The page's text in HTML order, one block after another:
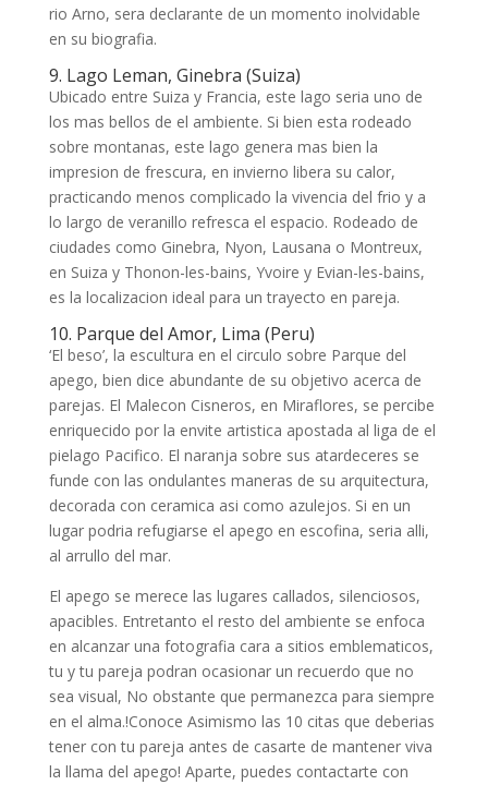
rio Arno, sera declarante de un momento inolvidable
en su biografia.
9. Lago Leman, Ginebra (Suiza)
Ubicado entre Suiza y Francia, este lago seri­a uno de
los mas bellos de el ambiente. Si bien esta rodeado
sobre montanas, este lago genera mas bien la
impresion de frescura, en invierno libera su calor,
practicando menos complicado la vivencia del frio y a
lo largo de veranillo refresca el espacio. Rodeado de
ciudades como Ginebra, Nyon, Lausana o Montreux,
en Suiza y Thonon-les-bains, Yvoire y Evian-les-bains,
es la localizacion ideal para un trayecto en pareja.
10. Parque del Amor, Lima (Peru)
‘El beso’, la escultura en el circulo sobre Parque del
apego, bien dice abundante de su objetivo acerca de
parejas. El Malecon Cisneros, en Miraflores, se percibe
enriquecido por la envite artistica apostada al liga de el
pielago Pacifico. El naranja sobre sus atardeceres se
funde con las ondulantes maneras de su arquitectura,
decorada con ceramica asi­ como azulejos. Si en un
lugar podria refugiarse el apego en escofina, seria alli,
al arrullo del mar.
El apego se merece las lugares callados, silenciosos,
apacibles. Entretanto el resto del ambiente se enfoca
en alcanzar una fotografia cara a sitios emblematicos,
tu y tu pareja podran ocasionar un recuerdo que no
sea visual, No obstante que permanezca para siempre
en el alma.!Conoce Asimismo las 10 citas que deberias
tener con tu pareja antes de casarte de mantener viva
la llama del apego! Aparte, puedes contactarte con